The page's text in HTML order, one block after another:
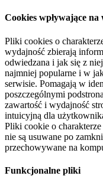
Cookies wpływające na
Pliki cookies o
wydajność zbierają
odwiedzana i jak się z
najmniej popularne i w
serwisie. Pomagają w
poszczególnymi
zawartość i wydajność
intuicyjną dla
Pliki cookie o
nie są usuwane po
przechowywane na
Funkcjonalne pliki